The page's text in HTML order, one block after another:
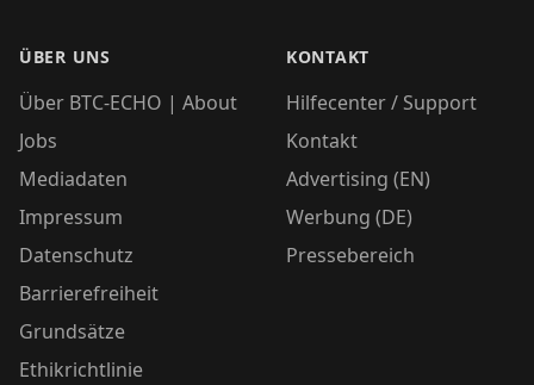
ÜBER UNS
Über BTC-ECHO | About
Jobs
Mediadaten
Impressum
Datenschutz
Barrierefreiheit
Grundsätze
Ethikrichtlinie
KONTAKT
Hilfecenter / Support
Kontakt
Advertising (EN)
Werbung (DE)
Pressebereich